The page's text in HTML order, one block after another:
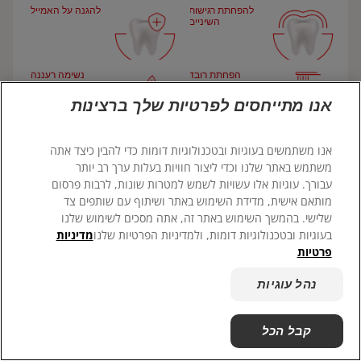
לאנשי המקצוע
להפחתת רגישות
השיניים
להגנה על האמייל
הפחתת רובד
החיידקים
נשימה רעננה
יותר
הצהרת עבדות מודרנית
ColgateProfessional.co.il
© 2026 Colgate-Palmolive Company. כל הזכויות שמורות
נהל עוגיות
אנו מתייחסים לפרטיות שלך ברצינות
אנו משתמשים בעוגיות ובטכנולוגיות דומות כדי להבין כיצד אתה
משתמש באתר שלנו וכדי ליצור חוויות בעלות ערך רב יותר
עבורך. עוגיות אלו עשויות לשמש למטרות שונות, לרבות פרסום
מותאם אישית, מדידת השימוש באתר ושיתוף עם שותפים צד
שלישי. בהמשך השימוש באתר זה, אתה מסכים לשימוש שלנו
בעוגיות ובטכנולוגיות דומות, ולמדיניות הפרטיות שלנומדיניות
פרטיות
נהל עוגיות
קבל הכל